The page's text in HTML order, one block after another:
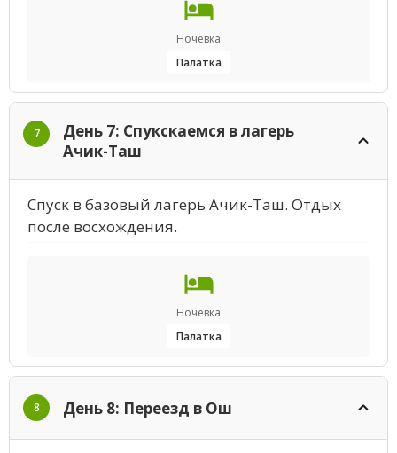
Ночевка
Палатка
7
День 7: Спукскаемся в лагерь
Ачик-Таш
Спуск в базовый лагерь Ачик-Таш. Отдых
после восхождения.
Ночевка
Палатка
8 День 8: Переезд в Ош